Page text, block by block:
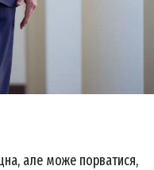
але може порватися,